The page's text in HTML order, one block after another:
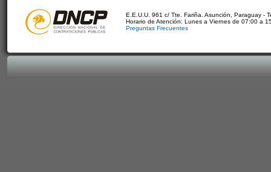
E.E.U.U. 961 c/ Tte. Fariña. Asunción, Paraguay -
Horario de Atención: Lunes a Viernes de 07:00 a
Preguntas Frecuentes